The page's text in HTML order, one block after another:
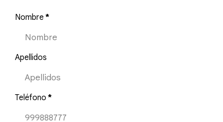
Nombre *
Apellidos
Teléfono *